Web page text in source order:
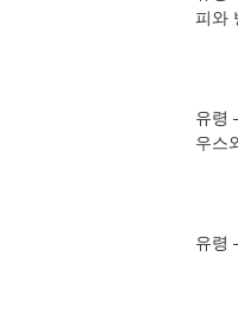
피와
유령
우스
유령